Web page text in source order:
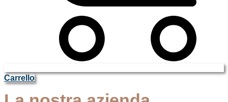
Carrello